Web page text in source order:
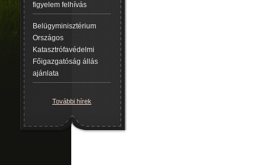
figyelem felhívás
Belügyminisztérium
Országos
Katasztrófavédelmi
Főigazgatóság állás
ajánlata
További hírek